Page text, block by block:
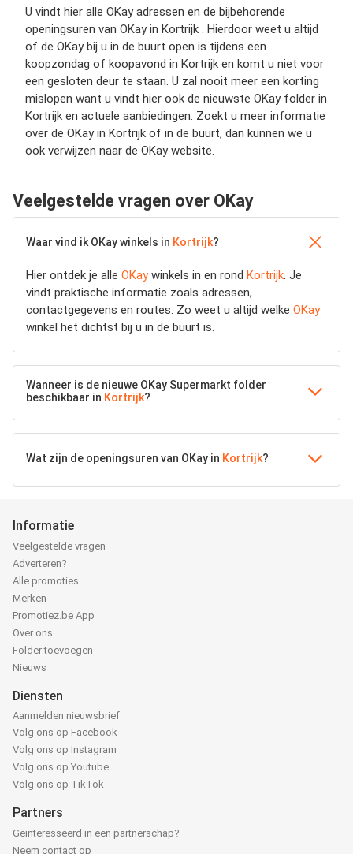
U vindt hier alle OKay adressen en de bijbehorende
openingsuren van OKay in Kortrijk . Hierdoor weet u altijd
of de OKay bij u in de buurt open is tijdens een
koopzondag of koopavond in Kortrijk en komt u niet voor
een gesloten deur te staan. U zal nooit meer een korting
mislopen want u vindt hier ook de nieuwste OKay folder in
Kortrijk en actuele aanbiedingen. Zoekt u meer informatie
over de OKay in Kortrijk of in de buurt, dan kunnen we u
ook verwijzen naar de OKay website.
Veelgestelde vragen over OKay
Waar vind ik OKay winkels in Kortrijk?
Hier ontdek je alle OKaywinkels in en rond Kortrijk. Je
vindt praktische informatie zoals adressen,
contactgegevens en routes. Zo weet u altijd welke OKay
winkel het dichtst bij u in de buurt is.
Wanneer is de nieuwe OKay Supermarkt folder
beschikbaar in Kortrijk?
Wat zijn de openingsuren van OKay in Kortrijk?
Informatie
Veelgestelde vragen
Adverteren?
Alle promoties
Merken
Promotiez.be App
Over ons
Folder toevoegen
Nieuws
Diensten
Aanmelden nieuwsbrief
Volg ons op Facebook
Volg ons op Instagram
Volg ons op Youtube
Volg ons op TikTok
Partners
Geïnteresseerd in een partnerschap?
Neem contact op